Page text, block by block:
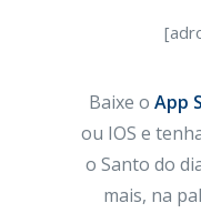
Baixe o App
ou IOS e
o Santo do
mais, na